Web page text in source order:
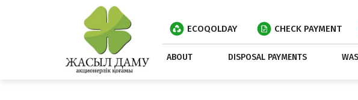
ECOQOLDAY CHECK PAYMENT
ABOUT DISPOSAL PAYMENTS